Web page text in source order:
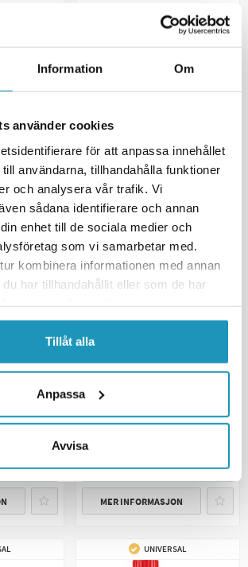
Information Om
använder cookies
för att anpassa innehållet
användarna, tillhandahålla funktioner
och analysera vår trafik. Vi
sådana identifierare och annan
enhet till de sociala medier och
som vi samarbetar med.
kombinera informationen med annan
har tillhandahållit eller som de har
Tillåt alla
Anpassa
Avvisa
Castrol Power 1 Ultimate 4T
5W-40 helsyntetisk 1 l
279 kr
20 +
MER INFORMASJON
UNIVERSAL
Frostvæske (Glykol) 1L Blå -
98 kr
HANDLEKURVEN
MER INFORMASJON
UNIVERSAL